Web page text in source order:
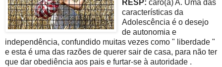
RESP: caro(a) A. Uma das
características da
Adolescência é o desejo
de autonomia e
independência, confundido muitas vezes como " liberdade "
e esta é uma das razões de querer sair de casa, para não ter
que dar obediência aos pais e furtar-se à autoridade .